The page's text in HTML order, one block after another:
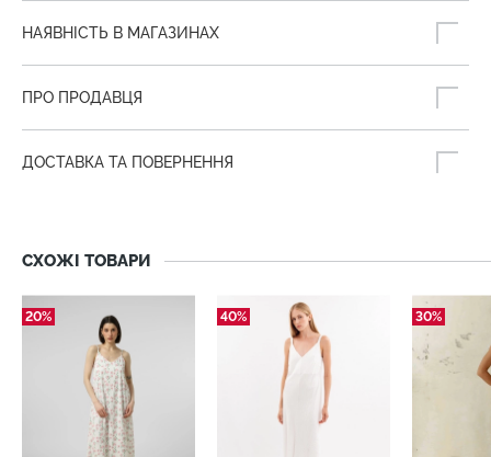
НАЯВНІСТЬ В МАГАЗИНАХ
ПРО ПРОДАВЦЯ
ДОСТАВКА ТА ПОВЕРНЕННЯ
СХОЖІ ТОВАРИ
20% 40% 30%